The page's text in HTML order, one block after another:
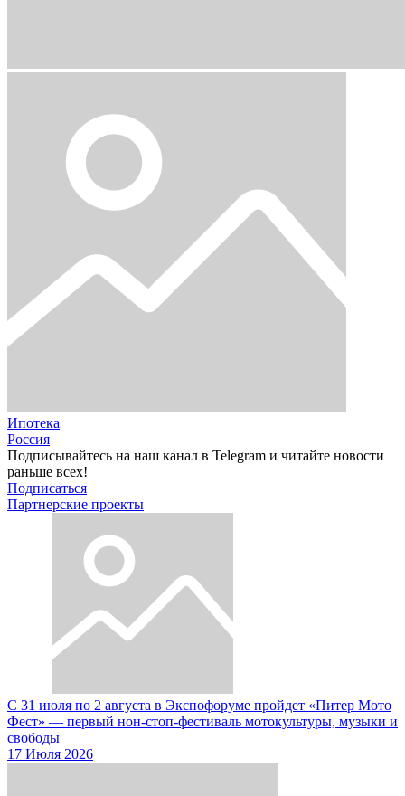
Ипотека
Россия
Подписывайтесь на наш канал в Telegram и читайте новости
раньше всех!
Подписаться
Партнерские проекты
С 31 июля по 2 августа в Экспофоруме пройдет «Питер Мото
Фест» — первый нон-стоп-фестиваль мотокультуры, музыки и
свободы
17 Июля 2026